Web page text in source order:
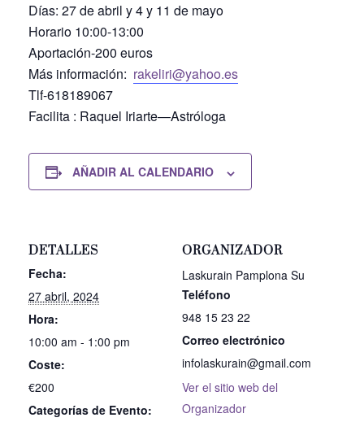
Días: 27 de abril y 4 y 11 de mayo
Horario 10:00-13:00
Aportación-200 euros
Más información: rakeliri@yahoo.es
Tlf-618189067
Facilita : Raquel Iriarte—Astróloga
AÑADIR AL CALENDARIO
DETALLES
Fecha:
27 abril, 2024
Hora:
10:00 am - 1:00 pm
Coste:
€200
Categorías de Evento:
ORGANIZADOR
Laskurain Pamplona Su
Teléfono
948 15 23 22
Correo electrónico
infolaskurain@gmail.com
Ver el sitio web del
Organizador